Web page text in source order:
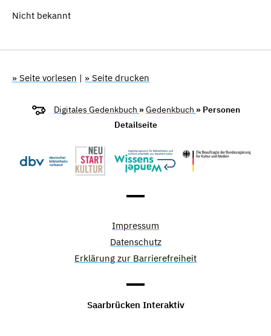
Nicht bekannt
» Seite vorlesen | » Seite drucken
Digitales Gedenkbuch »Gedenkbuch » Personen
Detailseite
Impressum
Datenschutz
Erklärung zur Barrierefreiheit
Saarbrücken Interaktiv